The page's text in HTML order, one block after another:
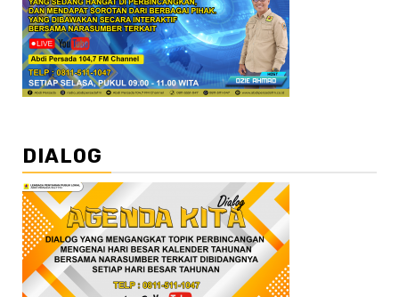
DIALOG